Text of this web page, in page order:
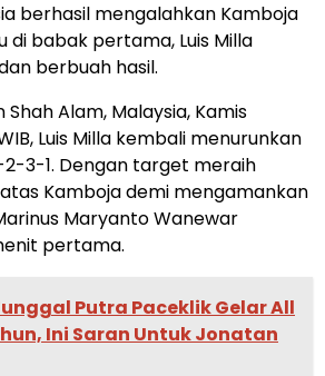
berhasil mengalahkan Kamboja
di babak pertama, Luis Milla
berbuah hasil.
Alam, Malaysia, Kamis
Luis Milla kembali menurunkan
3-1. Dengan target meraih
Kamboja demi mengamankan
Maryanto Wanewar
pertama.
Putra Paceklik Gelar All
Ini Saran Untuk Jonatan